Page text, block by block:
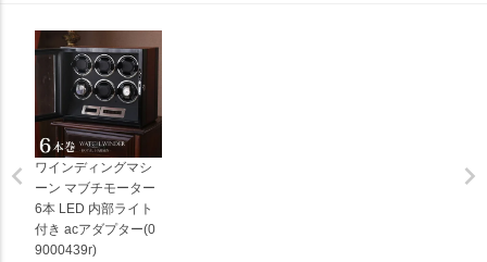
ワインディングマシ
ーン マブチモーター
6本 LED 内部ライト
付き acアダプター(0
9000439r)